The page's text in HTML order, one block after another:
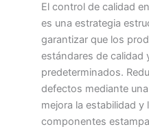
El control de calidad
es una estrategia
garantizar que los
estándares de calidad
predeterminados.
defectos mediante
mejora la estabilidad y
componentes